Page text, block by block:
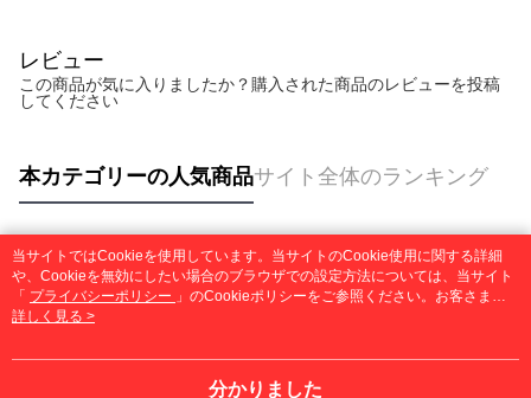
レビュー
この商品が気に入りましたか？購入された商品のレビューを投稿
してください
本カテゴリーの人気商品サイト全体のランキング
人気タグ
当サイトではCookieを使用しています。当サイトのCookie使用に関する詳細
や、Cookieを無効にしたい場合のブラウザでの設定方法については、当サイト
「 プライバシーポリシー 」のCookieポリシーをご参照ください。お客さま
が、当サイトを引き続き使用される場合、当社がサイト利用規約のCookieポリ
詳しく見る >
分かりました